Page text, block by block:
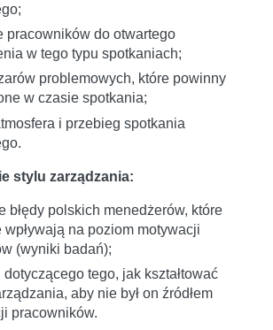
pracowników do otwartego
w tego typu spotkaniach;
problemowych, które powinny
w czasie spotkania;
i przebieg spotkania
stylu zarządzania:
błędy polskich menedżerów, które
wpływają na poziom motywacji
(wyniki badań);
tego, jak kształtować
aby nie był on źródłem
pracowników.